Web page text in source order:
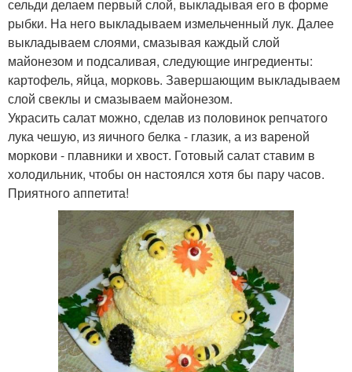
сельди делаем первый слой, выкладывая его в форме
рыбки. На него выкладываем измельченный лук. Далее
выкладываем слоями, смазывая каждый слой
майонезом и подсаливая, следующие ингредиенты:
картофель, яйца, морковь. Завершающим выкладываем
слой свеклы и смазываем майонезом.
Украсить салат можно, сделав из половинок репчатого
лука чешую, из яичного белка - глазик, а из вареной
моркови - плавники и хвост. Готовый салат ставим в
холодильник, чтобы он настоялся хотя бы пару часов.
Приятного аппетита!